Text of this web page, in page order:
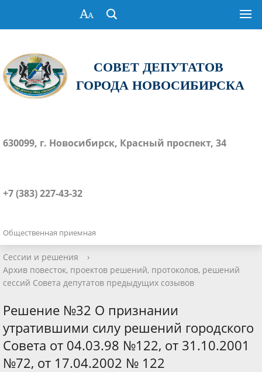
СОВЕТ ДЕПУТАТОВ
ГОРОДА НОВОСИБИРСКА
630099, г. Новосибирск, Красный проспект, 34
+7 (383) 227-43-32
Общественная приемная
Сессии и решения
›
Архив повесток, проектов решений, протоколов, решений
сессий Совета депутатов предыдущих созывов
Решение №32 О признании
утратившими силу решений городского
Совета от 04.03.98 №122, от 31.10.2001
№72, от 17.04.2002 № 122